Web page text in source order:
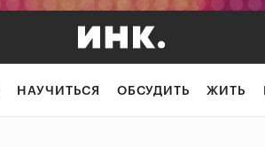
НАУЧИТЬСЯ ОБСУДИТЬ ЖИТЬ